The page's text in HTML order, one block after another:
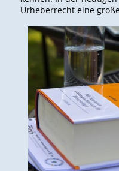
Urheberrecht eine